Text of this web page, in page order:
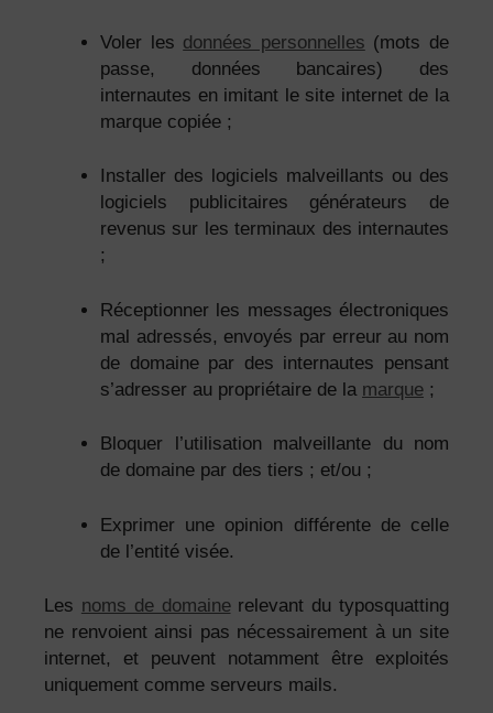
Voler les données personnelles (mots de
passe, données bancaires) des
internautes en imitant le site internet de la
marque copiée ;
Installer des logiciels malveillants ou des
logiciels publicitaires générateurs de
revenus sur les terminaux des internautes
;
Réceptionner les messages électroniques
mal adressés, envoyés par erreur au nom
de domaine par des internautes pensant
s’adresser au propriétaire de la marque ;
Bloquer l’utilisation malveillante du nom
de domaine par des tiers ; et/ou ;
Exprimer une opinion différente de celle
de l’entité visée.
Les noms de domainerelevant du typosquatting
ne renvoient ainsi pas nécessairement à un site
internet, et peuvent notamment être exploités
uniquement comme serveurs mails.